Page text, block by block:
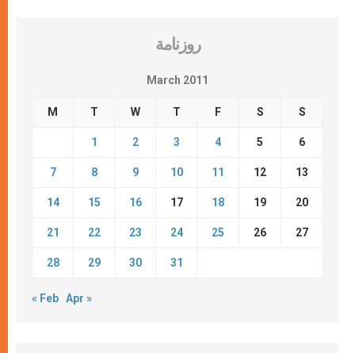
روزنامة
March 2011
M T W T F S S
1 2 3 4 5 6
7 8 9 10 11 12 13
14 15 16 17 18 19 20
21 22 23 24 25 26 27
28 29 30 31
« Feb Apr »